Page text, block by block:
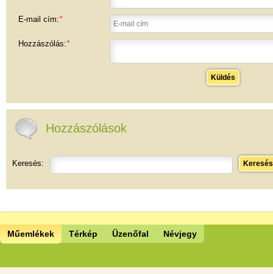
E-mail cím:*
Hozzászólás:*
Küldés
Hozzászólások
Keresés: Keresés
Műemlékek Térkép Üzenőfal Névjegy